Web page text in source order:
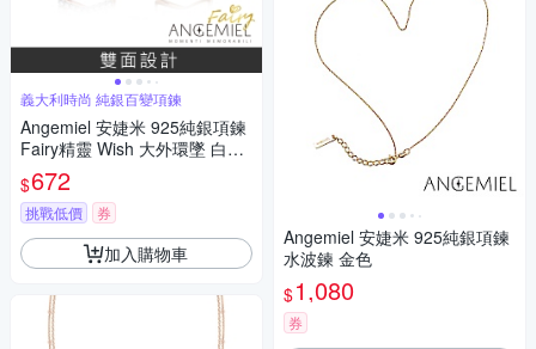
義大利時尚 純銀百變項鍊
Angemiel 安婕米 925純銀項鍊
Fairy精靈 Wish 大外環墜 白鑽.
玫瑰金
$672
挑戰低價 券
加入購物車
Angemiel 安婕米 925純銀項鍊
水波鍊 金色
$1,080
券